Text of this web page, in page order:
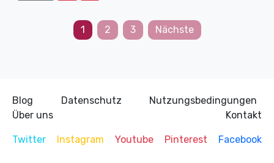
Seitennummerierung
1 2 3 Nächste
Blog Datenschutz
Nutzungsbedingungen
Über uns
Kontakt
Twitter Instagram Youtube Pinterest Facebook